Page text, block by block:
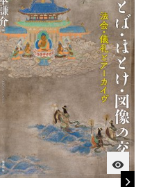
visibility